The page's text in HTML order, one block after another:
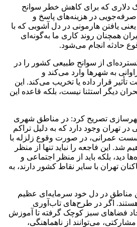
دلاری که برای کاهش خطر سوانح
بین ۴ تا ۷ دلار صرفه‌جویی در هزینه‌های پاسخ و
یافتن هارمونی در دل آشوبی که با
همچنان روند کاری ما به‌گونه‌ای
حادثه انجام می‌شود.
از سوانح طبیعی کشور را در
به شهرها وارد می‌کند و
قرار داده یا تخریب می‌کند. این
دیگر استثنا نیست، بلکه قاعده این
تصریح کرد: در مناطق شهری
تهران وجود دارد که به دلیل تراکم
عمرانی، در صورت وقوع زلزله با
شد. این فاجعه را نباید تنها از منظر
دید، بلکه باید از منظر اجتماعی و
تهران با سایر نقاط کشور دارند، به
مناطق در دل خود سرمایه‌ای عظیم
اگر در طرح‌های تاب‌آوری
فضاهای سبز کوچک گرفته تا آموزش
می‌توانند از ناهماهنگی،